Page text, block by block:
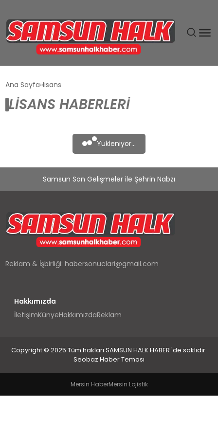
EĞITIM
MAGAZIN
SPOR
TEKNOLOJI
Ana Sayfa lisans
LISANS HABERLERI
Yükleniyor...
Samsun Son Gelişmeler ile Şehrin Nabzı
Reklam & İşbirliği:habersonuclari@gmail.com
Hakkımızda
İletişimKünyeHakkımızdaReklam
Copyright © 2025 Tüm hakları SAMSUN HALK HABER 'de saklıdır.
Seobaz Haber Teması
Mersin HaberMersin Lojistik